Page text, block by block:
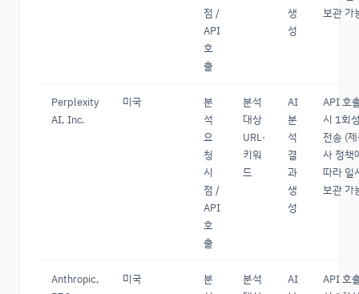
점 /
API
호
출
생
성
보관 가
Perplexity
AI, Inc.
미국
분
석
요
청
시
점 /
API
호
출
분석
대상
URL·
키워
드
AI
분
석
결
과
생
성
API 호
시 1회
전송 (
사 정책
따라 일
보관 가
Anthropic,
미국
분
분석
AI
API 호